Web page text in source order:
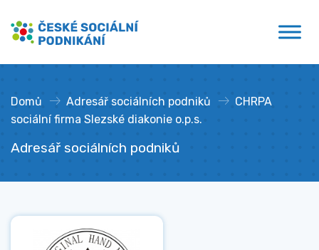
obsahu
České sociální podnikání
Domů » Adresář sociálních podniků »
CHRPA
sociální firma Slezské diakonie o.p.s.
Adresář sociálních podniků